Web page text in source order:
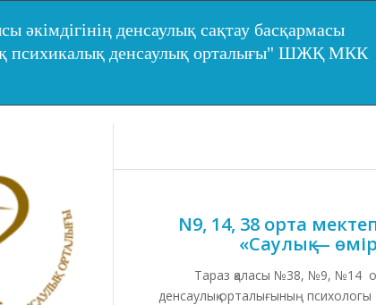
әкімдігінің денсаулық сақтау басқармасы
психикалық денсаулық орталығы" ШЖҚ МКК
N9, 14, 38 орта
«Саулық —
Тараз қаласы №38, №9, №14
денсаулық орталығының